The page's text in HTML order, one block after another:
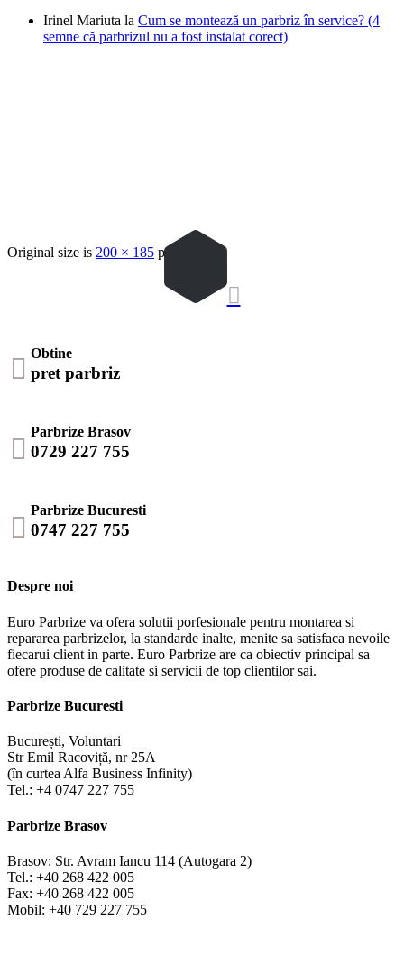
Irinel Mariuta la Cum se montează un parbriz în service? (4
semne că parbrizul nu a fost instalat corect)
Original size is 200 × 185 pixels

 Obtine
pret parbriz

Parbrize Brasov
0729 227 755

Parbrize Bucuresti
0747 227 755
Despre noi
Euro Parbrize va ofera solutii porfesionale pentru montarea si
repararea parbrizelor, la standarde inalte, menite sa satisfaca nevoile
fiecarui client in parte. Euro Parbrize are ca obiectiv principal sa
ofere produse de calitate si servicii de top clientilor sai.
Parbrize Bucuresti
București, Voluntari
Str Emil Racoviță, nr 25A
(în curtea Alfa Business Infinity)
Tel.: +4 0747 227 755
Parbrize Brasov
Brasov: Str. Avram Iancu 114 (Autogara 2)
Tel.: +40 268 422 005
Fax: +40 268 422 005
Mobil: +40 729 227 755